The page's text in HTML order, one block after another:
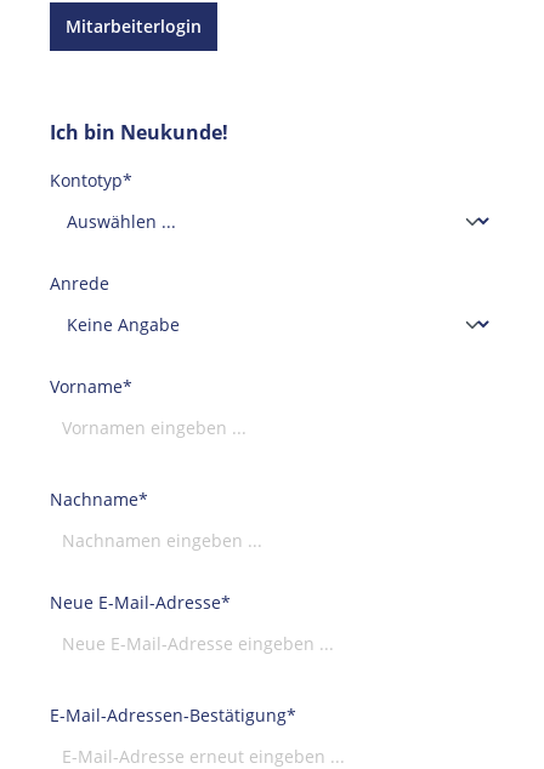
Mitarbeiterlogin
Ich bin Neukunde!
Kontotyp*
Anrede
Vorname*
Nachname*
Neue E-Mail-Adresse*
E-Mail-Adressen-Bestätigung*